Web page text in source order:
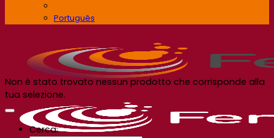
Português
Non è stato trovato nessun prodotto che corrisponde alla
tua selezione.
Cerca: